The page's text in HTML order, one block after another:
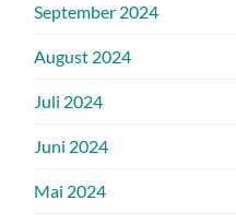
September 2024
August 2024
Juli 2024
Juni 2024
Mai 2024